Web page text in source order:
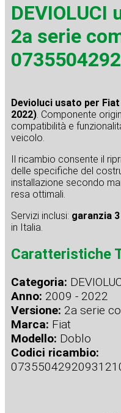
DEVIOLUCI
2a serie
Devioluci usato per
2022). Componente
compatibilità e
veicolo.
Il ricambio consente il
delle specifiche del
installazione secondo
resa ottimali.
Servizi inclusi: garanzia
in Italia.
Caratteristiche
Categoria:
Anno: 2009 - 2022
Versione: 2a serie
Marca: Fiat
Modello: Doblo
Codici ricambio: